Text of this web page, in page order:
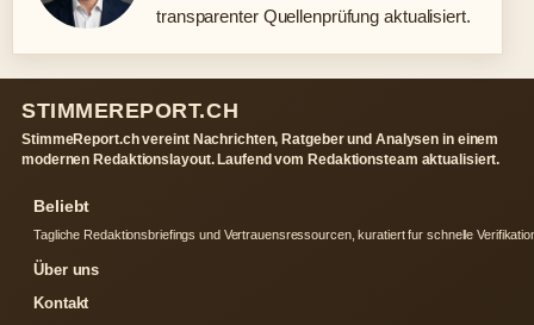
transparenter Quellenprüfung aktualisiert.
STIMMEREPORT.CH
StimmeReport.ch vereint Nachrichten, Ratgeber und Analysen in einem
modernen Redaktionslayout. Laufend vom Redaktionsteam aktualisiert.
Beliebt
Tagliche Redaktionsbriefings und Vertrauensressourcen, kuratiert fur schnelle
Über uns
Kontakt